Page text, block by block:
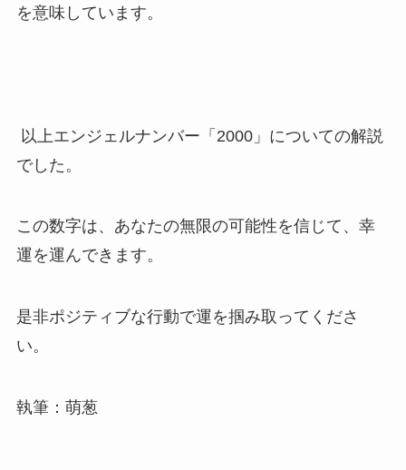
を意味しています。
以上エンジェルナンバー「2000」についての解説
でした。
この数字は、あなたの無限の可能性を信じて、幸
運を運んできます。
是非ポジティブな行動で運を掴み取ってくださ
い。
執筆：萌葱